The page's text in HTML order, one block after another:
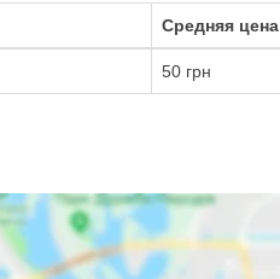
Средняя цена
50 грн